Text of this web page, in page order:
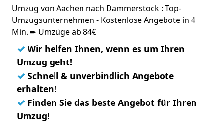
Umzug von Aachen nach Dammerstock : Top-
Umzugsunternehmen - Kostenlose Angebote in 4
Min. ➨ Umzüge ab 84€
✓ Wir helfen Ihnen, wenn es um Ihren
Umzug geht!
✓ Schnell & unverbindlich Angebote
erhalten!
✓ Finden Sie das beste Angebot für Ihren
Umzug!